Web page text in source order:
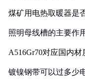
煤矿用电热取暖器是
照明母线槽的主要作
A516Gr70对应国内
镀镍钢带可以过多少